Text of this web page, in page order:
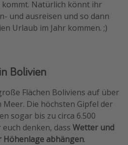
kommt. Natürlich könnt ihr
und ausreisen und so dann
Urlaub im Jahr kommen. ;)
Bolivien
Flächen Boliviens auf über
Meer. Die höchsten Gipfel der
sogar bis zu circa 6.500
denken, dass Wetter und
Höhenlage abhängen.